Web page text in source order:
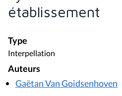
établissement
Type
Interpellation
Auteurs
Gaëtan Van Goidsenhoven